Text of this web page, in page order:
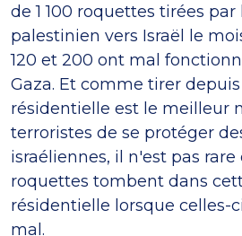
de 1 100 roquettes tirées
palestinien vers Israël le
120 et 200 ont mal
Gaza. Et comme tirer
résidentielle est le meilleur
terroristes de se protéger
israéliennes, il n'est pas rare
roquettes tombent dans
résidentielle lorsque celles-
mal.